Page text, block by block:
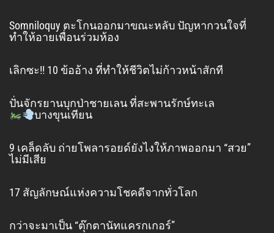
Somniloquy ตะโกนออกมาขณะหลับ ปัญหากวนใจที่
ทำให้อายเพื่อนร่วมห้อง
เลิกซะ!! 10 ข้ออ้าง ที่ทำให้ชีวิตไม่ก้าวหน้าสักที
ปั่นจักรยานบุกป่าชายเลน ที่สะพานรักษ์ทะเล
บางขุนเทียน
9 เคล็ดลับ ถ่ายโพลารอยด์ยังไงให้ภาพออกมา “สวย”
ไม่มีเสีย
17 สัญลักษณ์แห่งความโชคดีจากทั่วโลก
กว่าจะมาเป็น “ตุ๊กตานัทแครกเกอร์”